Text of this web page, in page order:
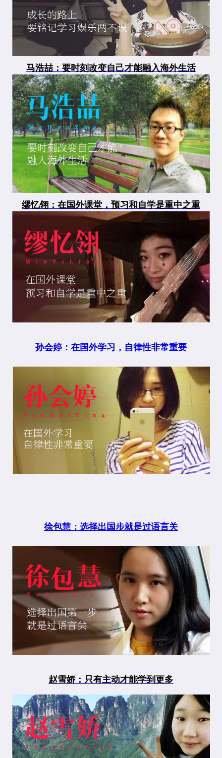
马浩喆：要时刻改变自己才能融入海外生活
缪忆翎：在国外课堂，预习和自学是重中之重
孙会婷：在国外学习，自律性非常重要
徐包慧：选择出国步就是过语言关
赵雪娇：只有主动才能学到更多